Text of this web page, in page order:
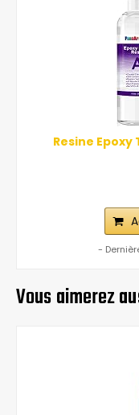
Resine
-
Vous aimerez